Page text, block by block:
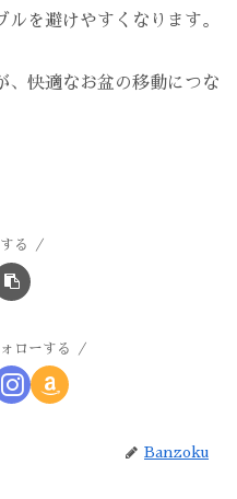
を避けやすくなります。
、快適なお盆の移動につな
る
ローする
Banzoku